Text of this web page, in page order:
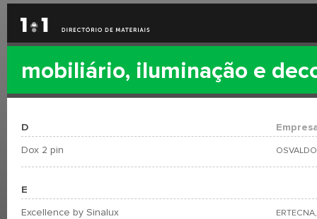
mobiliário, iluminação e
D
Dox 2 pin
E
Excellence by Sinalux